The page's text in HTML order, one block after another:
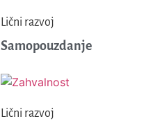
Lični razvoj
Samopouzdanje
Lični razvoj